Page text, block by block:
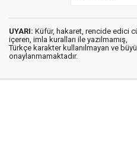
UYARI: Küfür, hakaret, rencide edici
içeren, imla kuralları ile yazılmamış,
Türkçe karakter kullanılmayan ve
onaylanmamaktadır.